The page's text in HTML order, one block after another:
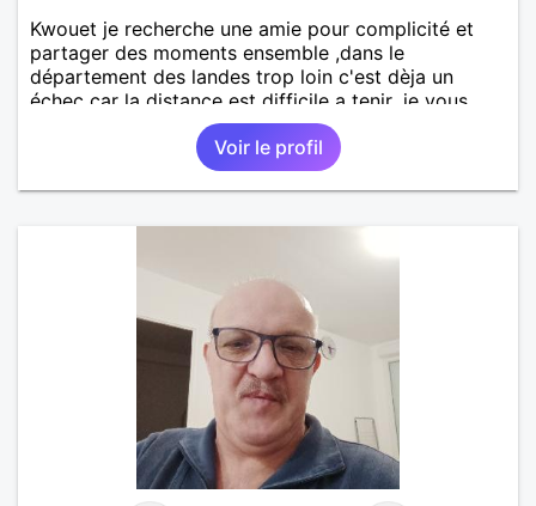
Kwouet je recherche une amie pour complicité et
partager des moments ensemble ,dans le
département des landes trop loin c'est dèja un
échec car la distance est difficile a tenir ,je vous
remercie par avance bonne journée ,
Voir le profil